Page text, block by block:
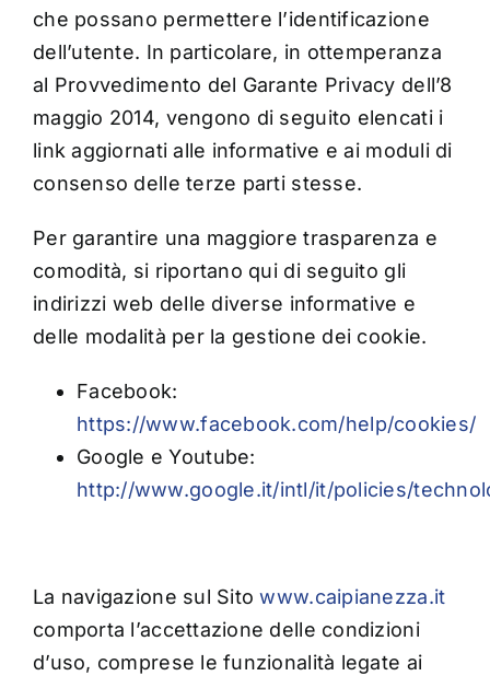
che possano permettere l’identificazione
dell’utente. In particolare, in ottemperanza
al Provvedimento del Garante Privacy dell’8
maggio 2014, vengono di seguito elencati i
link aggiornati alle informative e ai moduli di
consenso delle terze parti stesse.
Per garantire una maggiore trasparenza e
comodità, si riportano qui di seguito gli
indirizzi web delle diverse informative e
delle modalità per la gestione dei cookie.
Facebook:
https://www.facebook.com/help/cookies/
Google e Youtube:
http://www.google.it/intl/it/policies/
La navigazione sul Sitowww.caipianezza.it
comporta l’accettazione delle condizioni
d’uso, comprese le funzionalità legate ai